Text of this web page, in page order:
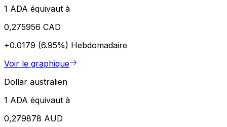
1 ADA équivaut à
0,275956 CAD
+0.0179 (6.95%) Hebdomadaire
Voir le graphique
Dollar australien
1 ADA équivaut à
0,279878 AUD